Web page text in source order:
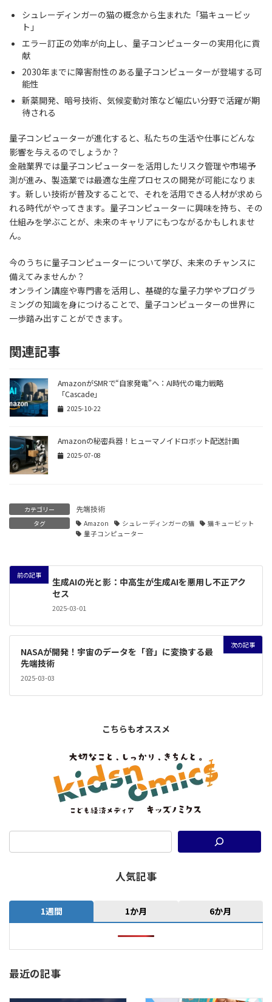
シュレーディンガーの猫の概念から生まれた「猫キュービッ
ト」
エラー訂正の効率が向上し、量子コンピューターの実用化に貢
献
2030年までに障害耐性のある量子コンピューターが登場する可
能性
新薬開発、暗号技術、気候変動対策など幅広い分野で活躍が期
待される
量子コンピューターが進化すると、私たちの生活や仕事にどんな
影響を与えるのでしょうか？
金融業界では量子コンピューターを活用したリスク管理や市場予
測が進み、製造業では最適な生産プロセスの開発が可能になりま
す。新しい技術が普及することで、それを活用できる人材が求めら
れる時代がやってきます。量子コンピューターに興味を持ち、その
仕組みを学ぶことが、未来のキャリアにもつながるかもしれませ
ん。
今のうちに量子コンピューターについて学び、未来のチャンスに
備えてみませんか？
オンライン講座や専門書を活用し、基礎的な量子力学やプログラ
ミングの知識を身につけることで、量子コンピューターの世界に
一歩踏み出すことができます。
関連記事
AmazonがSMRで“自家発電”へ：AI時代の電力戦略
「Cascade」
2025-10-22
Amazonの秘密兵器！ヒューマノイドロボット配送計画
2025-07-08
カテゴリー 先端技術
タグ Amazon シュレーディンガーの猫
猫キュービット
量子コンピューター
前の記事
生成AIの光と影：中高生が生成AIを悪用し不正アク
セス
2025-03-01
次の記事
NASAが開発！宇宙のデータを「音」に変換する最
先端技術
2025-03-03
こちらもオススメ
人気記事
1週間 1か月 6か月
最近の記事